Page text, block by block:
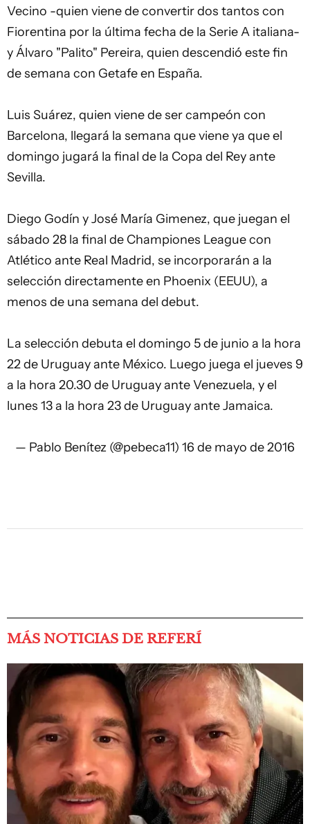
Vecino -quien viene de convertir dos tantos con
Fiorentina por la última fecha de la Serie A italiana-
y Álvaro "Palito" Pereira, quien descendió este fin
de semana con Getafe en España.
Luis Suárez, quien viene de ser campeón con
Barcelona, llegará la semana que viene ya que el
domingo jugará la final de la Copa del Rey ante
Sevilla.
Diego Godín y José María Gimenez, que juegan el
sábado 28 la final de Championes League con
Atlético ante Real Madrid, se incorporarán a la
selección directamente en Phoenix (EEUU), a
menos de una semana del debut.
La selección debuta el domingo 5 de junio a la hora
22 de Uruguay ante México. Luego juega el jueves 9
a la hora 20.30 de Uruguay ante Venezuela, y el
lunes 13 a la hora 23 de Uruguay ante Jamaica.
— Pablo Benítez (@pebeca11) 16 de mayo de 2016
MÁS NOTICIAS DE REFERÍ